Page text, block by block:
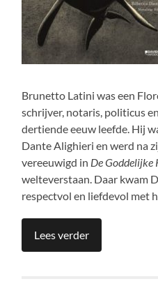
Brunetto Latini was een
schrijver, notaris, politicus
dertiende eeuw leefde. Hij
Dante Alighieri en werd na
vereeuwigd in De Goddelijke
welteverstaan. Daar kwam
respectvol en liefdevol met
Lees verder